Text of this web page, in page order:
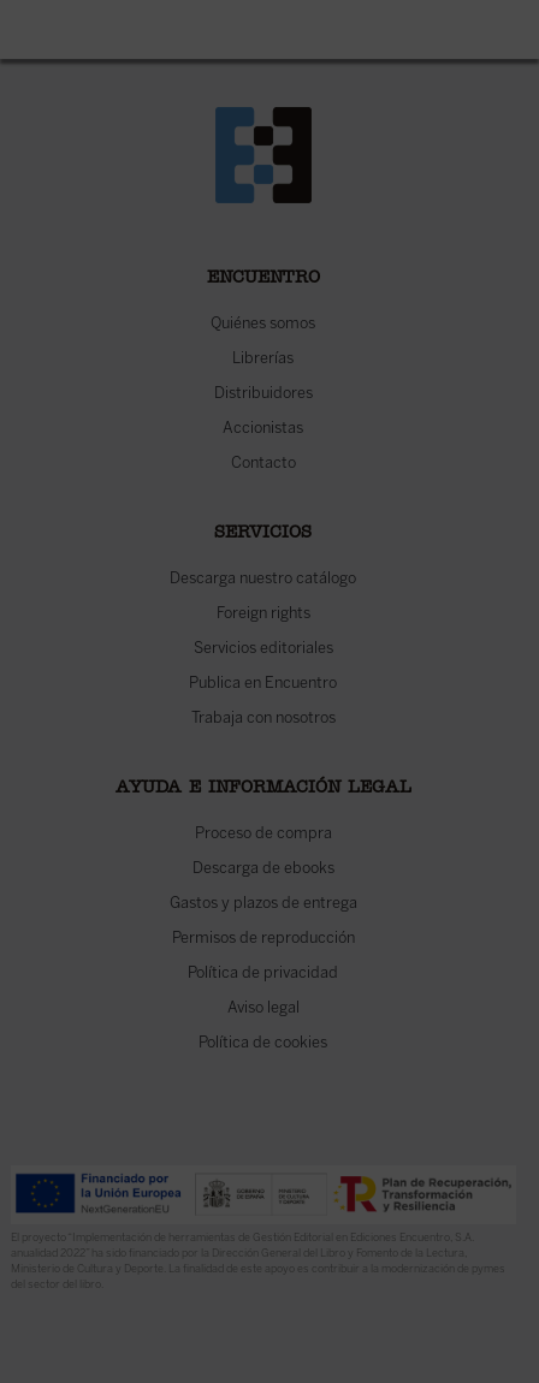
ENCUENTRO
Quiénes somos
Librerías
Distribuidores
Accionistas
Contacto
SERVICIOS
Descarga nuestro catálogo
Foreign rights
Servicios editoriales
Publica en Encuentro
Trabaja con nosotros
AYUDA E INFORMACIÓN LEGAL
Proceso de compra
Descarga de ebooks
Gastos y plazos de entrega
Permisos de reproducción
Política de privacidad
Aviso legal
Política de cookies
El proyecto “Implementación de herramientas de Gestión Editorial en Ediciones Encuentro, S.A.
anualidad 2022” ha sido financiado por la Dirección General del Libro y Fomento de la Lectura,
Ministerio de Cultura y Deporte. La finalidad de este apoyo es contribuir a la modernización de pymes
del sector del libro.